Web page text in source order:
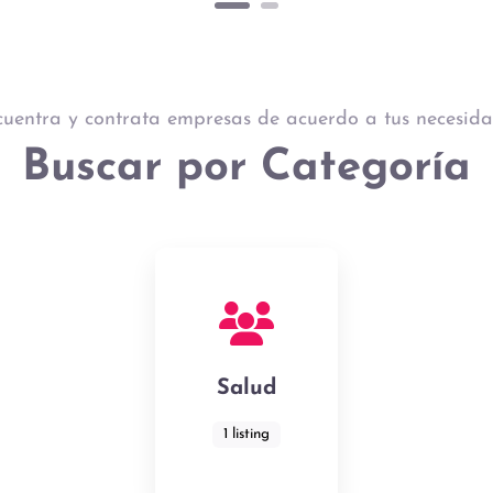
y contrata empresas de acuerdo a tus
Buscar por Categoría
Salud
1 listing